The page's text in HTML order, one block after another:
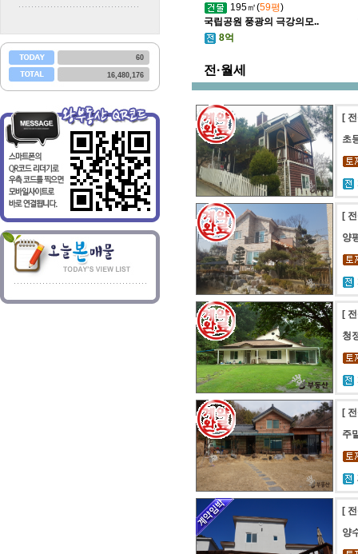
60
16,480,176
195㎡(59평)
국립공원 풍광의 극강의모..
8억
전·월세
[
초
[
양
[
청
[
주
[
양